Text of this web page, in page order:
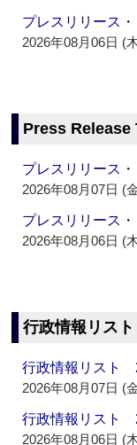
プレスリリース
2026年08月06日 (
Press Release
プレスリリース
2026年08月07日 (
プレスリリース
2026年08月06日 (
行政情報リスト
行政情報リスト
2026年08月07日 (
行政情報リスト
2026年08月06日 (